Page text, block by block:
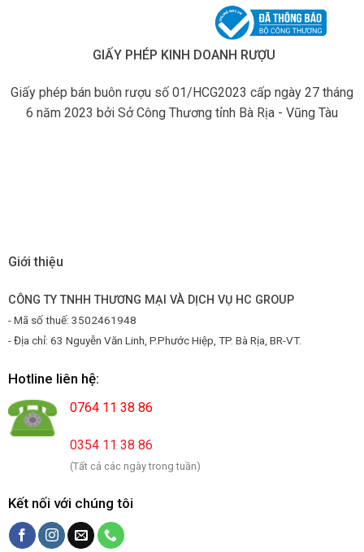
GIẤY PHÉP KINH DOANH RƯỢU
Giấy phép bán buôn rượu số 01/HCG2023 cấp ngày 27 tháng
6 năm 2023 bởi Sở Công Thương tỉnh Bà Rịa - Vũng Tàu
Giới thiệu
CÔNG TY TNHH THƯƠNG MẠI VÀ DỊCH VỤ HC GROUP
- Mã số thuế: 3502461948
- Địa chỉ: 63 Nguyễn Văn Linh, P.Phước Hiệp, TP. Bà Rịa, BR-VT.
Hotline liên hệ:
0764 11 38 86
0354 11 38 86
(Tất cả các ngày trong tuần)
Kết nối với chúng tôi